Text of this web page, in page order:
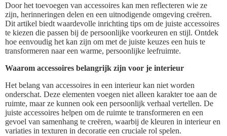
Door het toevoegen van accessoires kan men reflecteren wie ze
zijn, herinneringen delen en een uitnodigende omgeving creëren.
Dit artikel biedt waardevolle inrichting tips om de juiste accessoires
te kiezen die passen bij de persoonlijke voorkeuren en stijl. Ontdek
hoe eenvoudig het kan zijn om met de juiste keuzes een huis te
transformeren naar een warme, persoonlijke leefruimte.
Waarom accessoires belangrijk zijn voor je interieur
Het belang van accessoires in een interieur kan niet worden
onderschat. Deze elementen voegen niet alleen karakter toe aan de
ruimte, maar ze kunnen ook een persoonlijk verhaal vertellen. De
juiste accessoires helpen om de ruimte te transformeren en een
gevoel van samenhang te creëren, waarbij de kleuren in interieur en
variaties in texturen in decoratie een cruciale rol spelen.